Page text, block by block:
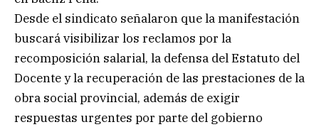
Desde el sindicato señalaron que la manifestación
buscará visibilizar los reclamos por la
recomposición salarial, la defensa del Estatuto del
Docente y la recuperación de las prestaciones de la
obra social provincial, además de exigir
respuestas urgentes por parte del gobierno